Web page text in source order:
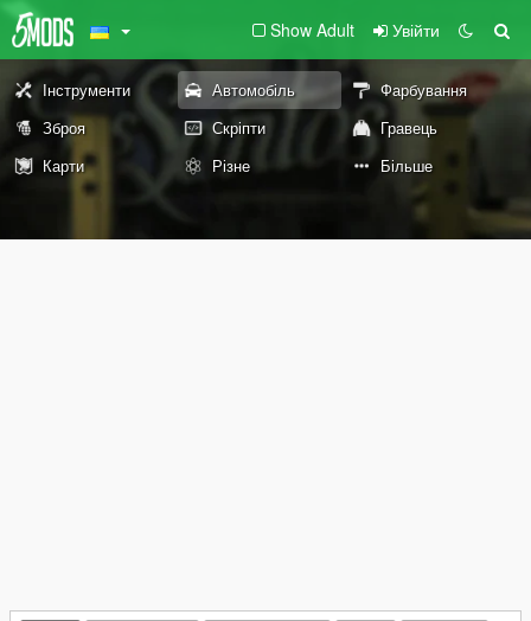
Show Adult Увійти
Інструменти Автомобіль
Фарбування
Зброя
Скріпти
Гравець
Карти
Різне Більше